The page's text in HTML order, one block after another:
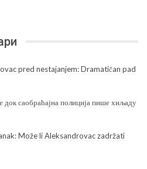
pred nestajanjem: Dramatičan pad
док саобраћајна полиција пише хиљаду
Može li Aleksandrovac zadržati